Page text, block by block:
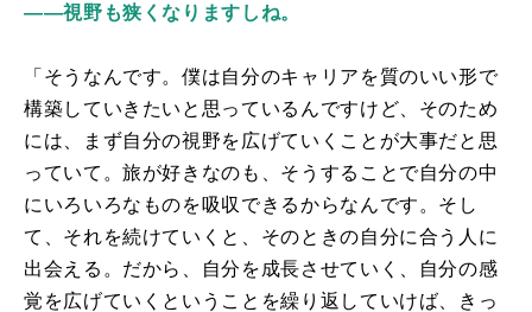
――視野も狭くなりますしね。
「そうなんです。僕は自分のキャリアを質のいい形で
構築していきたいと思っているんですけど、そのため
には、まず自分の視野を広げていくことが大事だと思
っていて。旅が好きなのも、そうすることで自分の中
にいろいろなものを吸収できるからなんです。そし
て、それを続けていくと、そのときの自分に合う人に
出会える。だから、自分を成長させていく、自分の感
覚を広げていくということを繰り返していけば、きっ